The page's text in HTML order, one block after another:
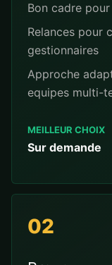
Bon cadre
Relances pour
gestionnaires
Approche
equipes multi-
MEILLEUR CHOIX
Sur demande
02